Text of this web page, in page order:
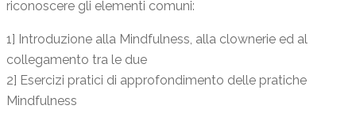
riconoscere gli elementi comuni:
1] Introduzione alla Mindfulness, alla clownerie ed al
collegamento tra le due
2] Esercizi pratici di approfondimento delle pratiche
Mindfulness